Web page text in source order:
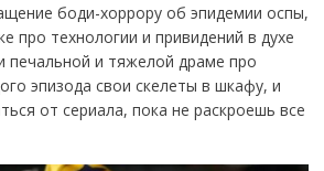
боди-хоррору об эпидемии оспы,
про технологии и привидений в духе
печальной и тяжелой драме про
эпизода свои скелеты в шкафу, и
от сериала, пока не раскроешь все